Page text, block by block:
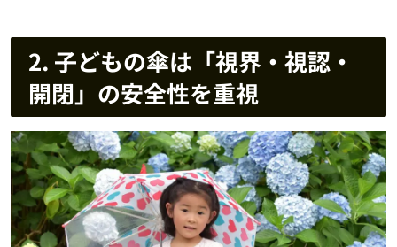
2. 子どもの傘は「視界・視認・
開閉」の安全性を重視